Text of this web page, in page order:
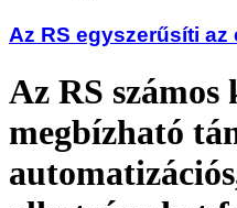
Az RS egyszerűsíti
Az RS
megbízható